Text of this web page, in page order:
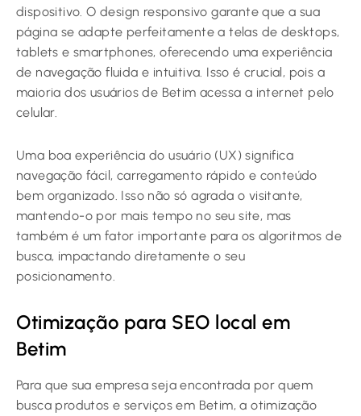
dispositivo. O design responsivo garante que a sua
página se adapte perfeitamente a telas de desktops,
tablets e smartphones, oferecendo uma experiência
de navegação fluida e intuitiva. Isso é crucial, pois a
maioria dos usuários de Betim acessa a internet pelo
celular.
Uma boa experiência do usuário (UX) significa
navegação fácil, carregamento rápido e conteúdo
bem organizado. Isso não só agrada o visitante,
mantendo-o por mais tempo no seu site, mas
também é um fator importante para os algoritmos de
busca, impactando diretamente o seu
posicionamento.
Otimização para SEO local em
Betim
Para que sua empresa seja encontrada por quem
busca produtos e serviços em Betim, a otimização